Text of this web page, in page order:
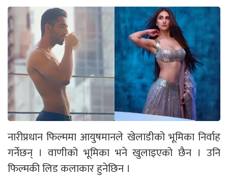
नारीप्रधान फिल्ममा आयुषमानले खेलाडीको भूमिका निर्वाह
गर्नेछन् । वाणीको भूमिका भने खुलाइएको छैन । उनि
फिल्मकी लिड कलाकार हुनेछिन ।